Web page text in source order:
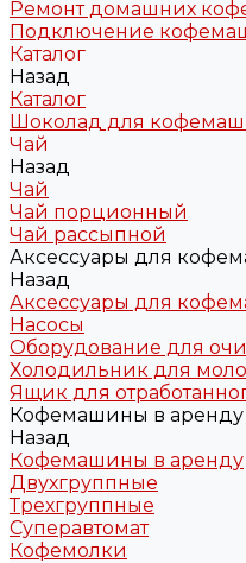
Ремонт домашних
Подключение
Каталог
Назад
Каталог
Шоколад для
Чай
Назад
Чай
Чай порционный
Чай рассыпной
Аксессуары для
Назад
Аксессуары для
Насосы
Оборудование для
Холодильник для
Ящик для
Кофемашины в аренду
Назад
Кофемашины в аренду
Двухгруппные
Трехгруппные
Суперавтомат
Кофемолки